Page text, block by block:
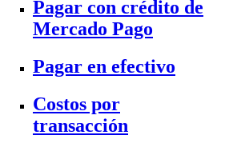
Pagar con crédito de
Mercado Pago
Pagar en efectivo
Costos por
transacción